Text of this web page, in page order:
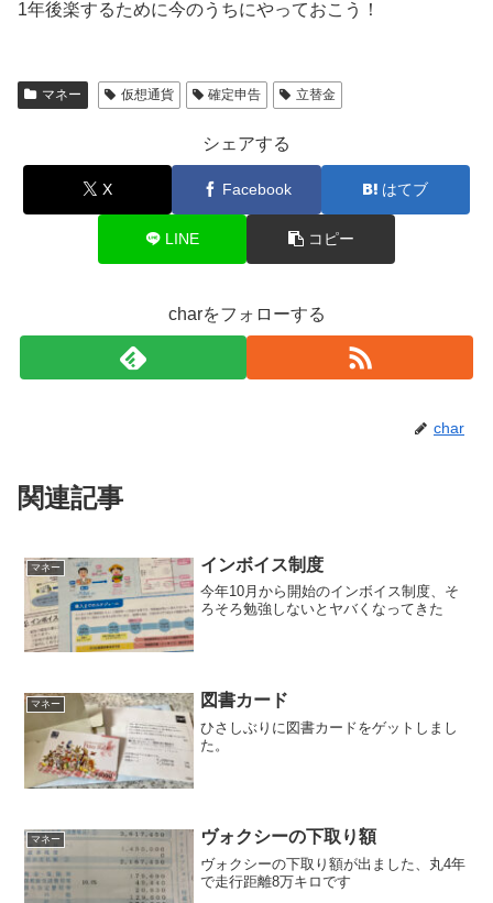
1年後楽するために今のうちにやっておこう！
マネー 仮想通貨 確定申告 立替金
シェアする
X Facebook はてブ
LINE コピー
charをフォローする
char
関連記事
マネー インボイス制度
今年10月から開始のインボイス制度、そ
ろそろ勉強しないとヤバくなってきた
マネー 図書カード
ひさしぶりに図書カードをゲットしまし
た。
マネー ヴォクシーの下取り額
ヴォクシーの下取り額が出ました、丸4年
で走行距離8万キロです